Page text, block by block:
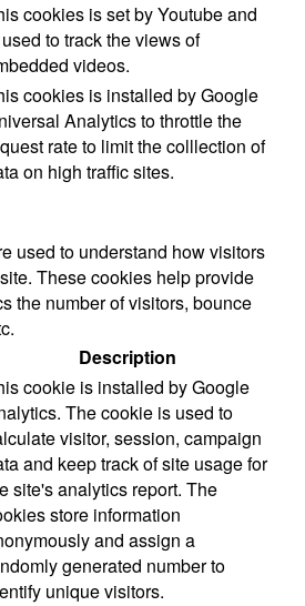
cookies is set by Youtube and
to track the views of
videos.
cookies is installed by Google
Analytics to throttle the
rate to limit the colllection of
on high traffic sites.
used to understand how visitors
These cookies help provide
the number of visitors, bounce
Description
cookie is installed by Google
The cookie is used to
visitor, session, campaign
and keep track of site usage for
site's analytics report. The
store information
and assign a
generated number to
unique visitors.